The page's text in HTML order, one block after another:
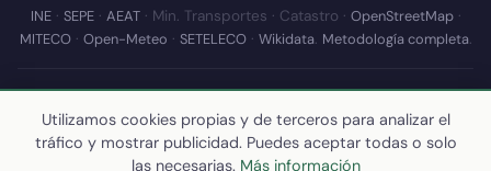
INE· SEPE· AEAT· Min. Transportes · Catastro · OpenStreetMap·
MITECO· Open-Meteo · SETELECO· Wikidata. Metodología completa.
© 2026 Callejear.com — Directorio municipal de España con datos
abiertos. Desarrollado y mantenido porYoel Castaño.
Última actualización de esta página:10 de julio de 2026
Utilizamos cookies propias y de terceros para analizar el
tráfico y mostrar publicidad. Puedes aceptar todas o solo
las necesarias. Más información